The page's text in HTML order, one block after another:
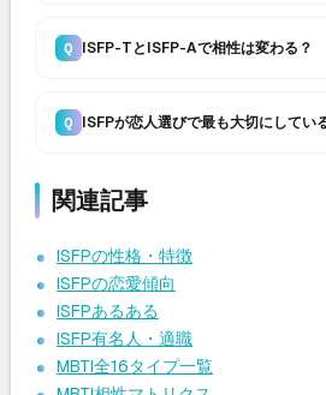
Q ISFP-TとISFP-Aで相性は変わる？
Q ISFPが恋人選びで最も大切にしてい
関連記事
ISFPの性格・特徴
ISFPの恋愛傾向
ISFPあるある
ISFP有名人・適職
MBTI全16タイプ一覧